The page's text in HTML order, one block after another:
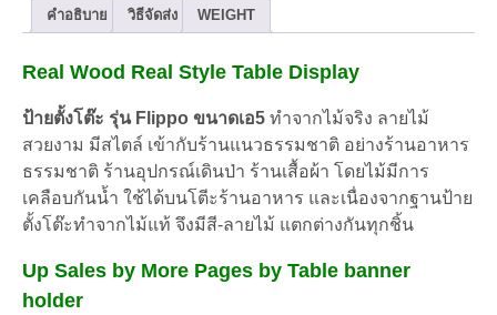
Teak
wood
สี
สัก
ชิ้น
คำอธิบาย วิธีจัดส่ง WEIGHT
Real Wood Real Style Table Display
ป้ายตั้งโต๊ะ รุ่น Flippo ขนาดเอ5 ทำจากไม้จริง ลายไม้
สวยงาม มีสไตล์ เข้ากับร้านแนวธรรมชาติ อย่างร้านอาหาร
ธรรมชาติ ร้านอุปกรณ์เดินป่า ร้านเสื้อผ้า โดยไม้มีการ
เคลือบกันน้ำ ใช้ได้บนโตีะร้านอาหาร และเนื่องจากฐานป้าย
ตั้งโต๊ะทำจากไม้แท้ จึงมีสี-ลายไม้ แตกต่างกันทุกชิ้น
Up Sales by More Pages by Table banner
holder